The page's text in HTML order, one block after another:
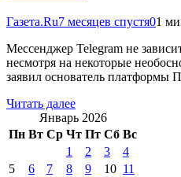
Газета.Ru7 месяцев спустя01
Мессенджер Telegram не
несмотря на некоторые
заявил основатель платформы
Читать далее
Январь 2026
Пн Вт Ср Чт Пт Сб Вс
1
2 3
4
5
6 7 8 9 10 11